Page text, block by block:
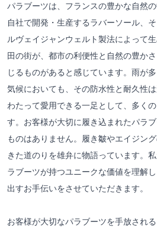
パラブーツは、フランスの豊かな自然
自社で開発・生産するラバーソール、
ルヴェイジャンウェルト製法によって
田の街が、都市の利便性と自然の豊か
じるものがあると感じています。雨が
気候においても、その防水性と耐久性
わたって愛用できる一足として、多く
す。お客様が大切に履き込まれたパラ
ものはありません。履き皺やエイジン
きた道のりを雄弁に物語っています。
ラブーツが持つユニークな価値を理解
出すお手伝いをさせていただきます。
お客様が大切なパラブーツを手放され